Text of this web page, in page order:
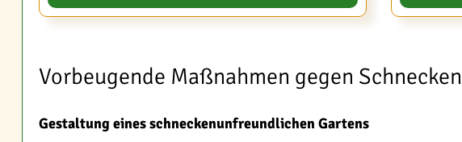
Vorbeugende Maßnahmen gegen Schnecken
Gestaltung eines schneckenunfreundlichen Gartens